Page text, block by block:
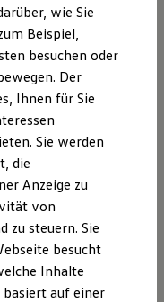
und Updates
ID.
Nr
die
Str. 34,
wie Sie
Beispiel,
besuchen oder
Der
Ihnen für Sie
Sie werden
die
Anzeige zu
von
zu steuern. Sie
besucht
Inhalte
auf einer